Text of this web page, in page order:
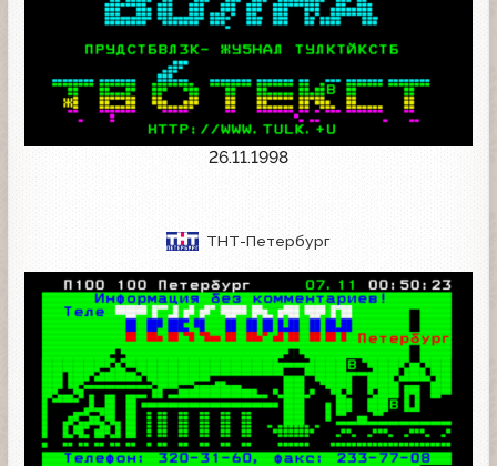
26.11.1998
ТНТ-Петербург